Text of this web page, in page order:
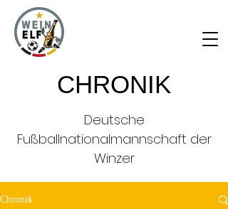
CHRONIK
Deutsche
Fußballnationalmannschaft der
Winzer
Chronik